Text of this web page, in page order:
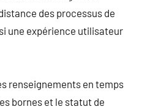
des processus de
une expérience utilisateur
renseignements en temps
bornes et le statut de